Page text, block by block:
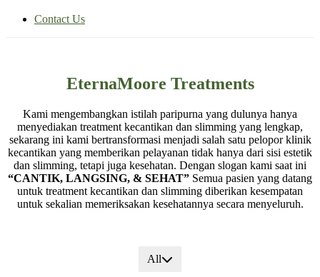
Contact Us
EternaMoore Treatments
Kami mengembangkan istilah paripurna yang dulunya hanya
menyediakan treatment kecantikan dan slimming yang lengkap,
sekarang ini kami bertransformasi menjadi salah satu pelopor klinik
kecantikan yang memberikan pelayanan tidak hanya dari sisi estetik
dan slimming, tetapi juga kesehatan. Dengan slogan kami saat ini
“CANTIK, LANGSING, & SEHAT” Semua pasien yang datang
untuk treatment kecantikan dan slimming diberikan kesempatan
untuk sekalian memeriksakan kesehatannya secara menyeluruh.
All